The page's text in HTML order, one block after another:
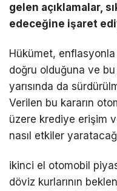
gelen açıklamalar,
edeceğine işaret
Hükümet,
doğru olduğuna ve bu
yarısında da
Verilen bu kararın
üzere krediye erişim
nasıl etkiler
ikinci el otomobil
döviz kurlarının